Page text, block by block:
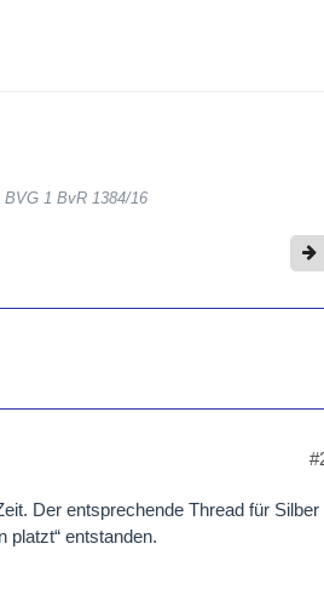
1 BvR 1384/16
Der entsprechende Thread für Silber
platzt“ entstanden.